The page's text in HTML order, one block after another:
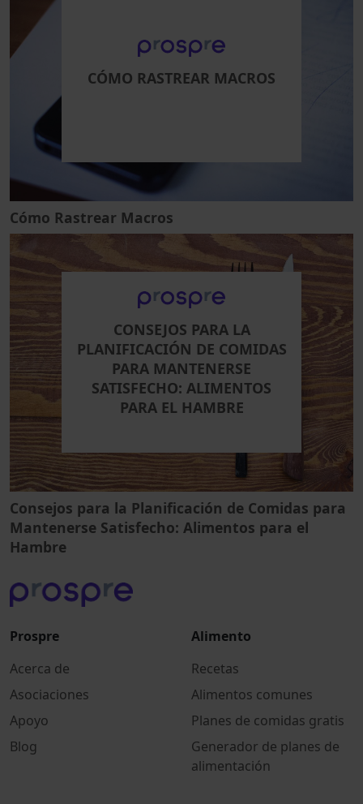
CÓMO RASTREAR MACROS
Cómo Rastrear Macros
CONSEJOS PARA LA
PLANIFICACIÓN DE COMIDAS
PARA MANTENERSE
SATISFECHO: ALIMENTOS
PARA EL HAMBRE
Consejos para la Planificación de Comidas para
Mantenerse Satisfecho: Alimentos para el
Hambre
Prospre
Acerca de
Asociaciones
Apoyo
Blog
Alimento
Recetas
Alimentos comunes
Planes de comidas gratis
Generador de planes de
alimentación